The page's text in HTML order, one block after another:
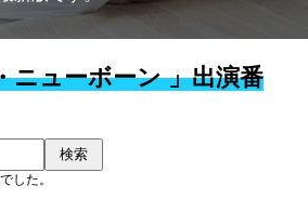
ニューボーン 」出演番
検索
した。